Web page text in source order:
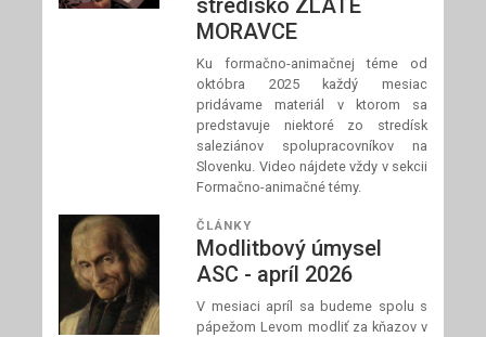
stredisko ZLATÉ
MORAVCE
Ku formačno-animačnej téme od
októbra 2025 každý mesiac
pridávame materiál v ktorom sa
predstavuje niektoré zo stredísk
saleziánov spolupracovníkov na
Slovenku. Video nájdete vždy v sekcii
Formačno-animačné témy.
ČLÁNKY
Modlitbový úmysel
ASC - apríl 2026
V mesiaci apríl sa budeme spolu s
pápežom Levom modliť za kňazov v